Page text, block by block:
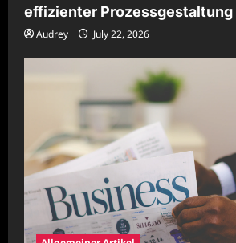
effizienter Prozessgestaltung
Audrey July 22, 2026